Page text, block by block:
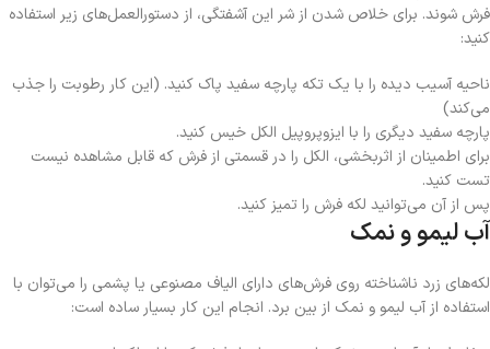
فرش شوند. برای خلاص شدن از شر این آشفتگی، از دستورالعمل‌های زیر استفاده
کنید:
ناحیه آسیب دیده را با یک تکه پارچه سفید پاک کنید. (این کار رطوبت را جذب
می‌کند)
پارچه سفید دیگری را با ایزوپروپیل الکل خیس کنید.
برای اطمینان از اثربخشی، الکل را در قسمتی از فرش که قابل مشاهده نیست
تست کنید.
پس از آن می‌توانید لکه فرش را تمیز کنید.
آب لیمو و نمک
لکه‌های زرد ناشناخته روی فرش‌های دارای الیاف مصنوعی یا پشمی را می‌توان با
استفاده از آب لیمو و نمک از بین برد. انجام این کار بسیار ساده است: